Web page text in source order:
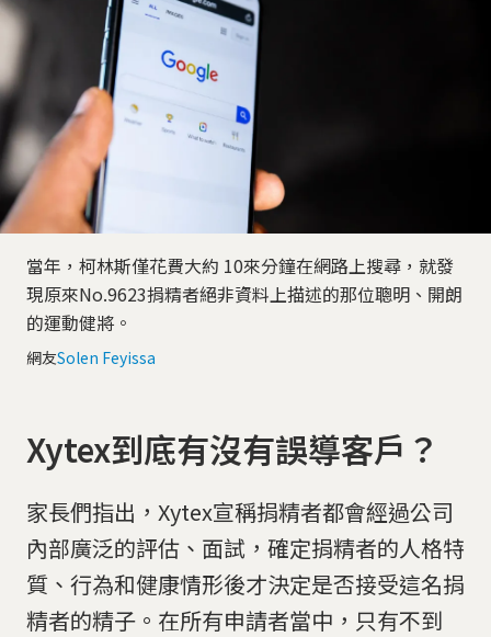
當年，柯林斯僅花費大約 10來分鐘在網路上搜尋，就發
現原來No.9623捐精者絕非資料上描述的那位聰明、開朗
的運動健將。
網友Solen Feyissa
Xytex到底有沒有誤導客戶？
家長們指出，Xytex宣稱捐精者都會經過公司
內部廣泛的評估、面試，確定捐精者的人格特
質、行為和健康情形後才決定是否接受這名捐
精者的精子。在所有申請者當中，只有不到